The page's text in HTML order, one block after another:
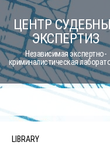
Skip
to
content
ЦЕНТР
ЭКСПЕРТИЗ
Независимая экспертно-
криминалистическая
LIBRARY